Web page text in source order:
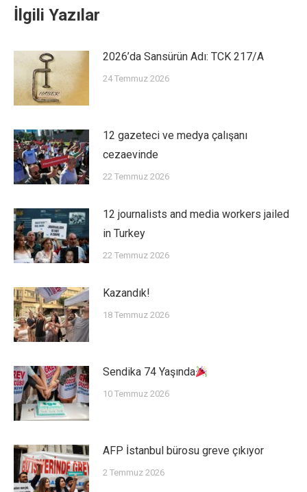
İlgili Yazılar
2026’da Sansürün Adı: TCK 217/A
24 Temmuz 2026
12 gazeteci ve medya çalışanı
cezaevinde
22 Temmuz 2026
12 journalists and media workers jailed
in Turkey
22 Temmuz 2026
Kazandık!
18 Temmuz 2026
Sendika 74 Yaşında
10 Temmuz 2026
AFP İstanbul bürosu greve çıkıyor
2 Temmuz 2026